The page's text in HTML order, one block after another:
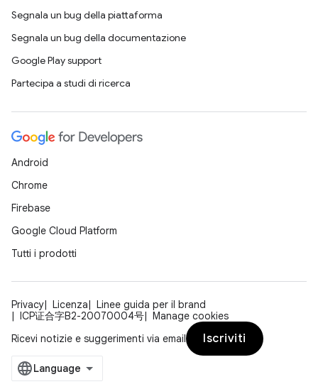
Segnala un bug della piattaforma
Segnala un bug della documentazione
Google Play support
Partecipa a studi di ricerca
Android
Chrome
Firebase
Google Cloud Platform
Tutti i prodotti
Privacy Licenza
Linee guida per il brand
ICP证合字B2-20070004号
Manage cookies
Ricevi notizie e suggerimenti via email
Iscriviti